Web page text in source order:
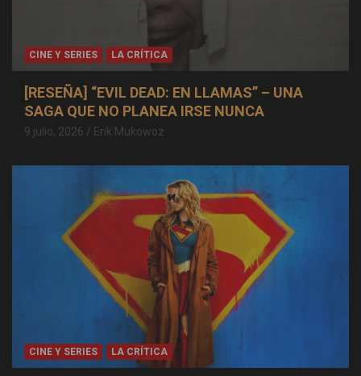
CINE Y SERIES LA CRÍTICA
[RESEÑA] “EVIL DEAD: EN LLAMAS” – UNA
SAGA QUE NO PLANEA IRSE NUNCA
9 julio, 2026 Erik Mukowoz
CINE Y SERIES LA CRÍTICA